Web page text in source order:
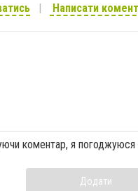
Написати
коментар, я погоджуюся
Додати